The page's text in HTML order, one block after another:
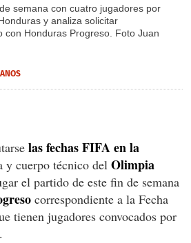
semana con cuatro jugadores por
y analiza solicitar
con Honduras Progreso. Foto Juan
las fechas FIFA en la
y cuerpo técnico del Olimpia
el partido de este fin de semana
correspondiente a la Fecha
tienen jugadores convocados por